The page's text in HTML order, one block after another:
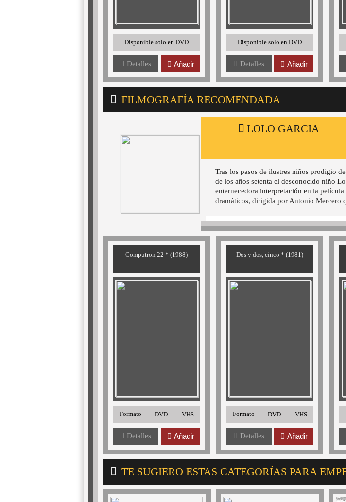
Disponible solo en DVD
Detalles Añadir
Disponible solo en DVD
Detalles Añadir
FILMOGRAFÍA RECOMENDADA
LOLO GARCIA
Tras los pasos de ilustres niños prodigio
de los años setenta el desconocido niño
enternecedora interpretación en la
dramáticos, dirigida por Antonio Mercero
Computron 22 * (1988)
Formato DVD VHS
Detalles Añadir
Dos y dos, cinco * (1981)
Formato DVD VHS
Detalles Añadir
TE SUGIERO ESTAS CATEGORÍAS PARA